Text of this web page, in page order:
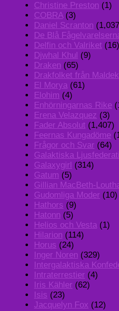
Christine Preston (1)
COBRA(3)
Daniel Scranton
De Blå
Delfin och Valriket (16)
Djwhal Khul (9)
Draken (65)
Drakfolket från Maldek
El Morya (61)
Elohim (4)
Enhörningarnas Rike
Erena Velazquez (3)
Fader Absolut (1,407)
Feernas Kungadöme
Frågor och Svar (64)
Galaktiska
Galaxygirl (314)
Gatum (5)
Gillian MacBeth-
Gudomliga Moder (10)
Hathors (9)
Hatonn (5)
Helios och Vesta (1)
Hilarion (114)
Horus (24)
Inger Noren (329)
Intergalaktiska
Intraterrestier (4)
Iris Kähler (62)
Isis (23)
Jacquelyn Fox (12)